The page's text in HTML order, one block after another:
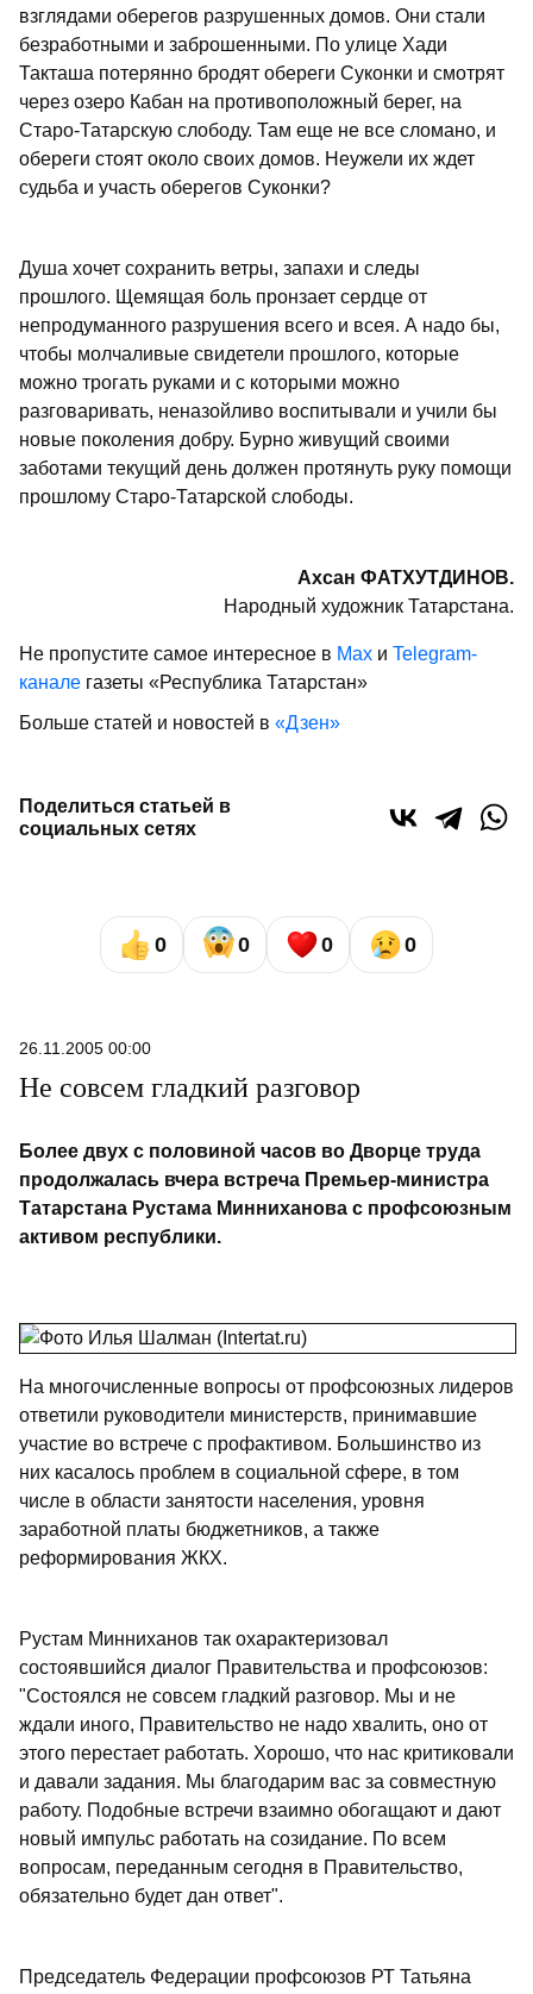
взглядами оберегов разрушенных домов. Они стали
безработными и заброшенными. По улице Хади
Такташа потерянно бродят обереги Суконки и смотрят
через озеро Кабан на противоположный берег, на
Старо-Татарскую слободу. Там еще не все сломано, и
обереги стоят около своих домов. Неужели их ждет
судьба и участь оберегов Суконки?
Душа хочет сохранить ветры, запахи и следы
прошлого. Щемящая боль пронзает сердце от
непродуманного разрушения всего и всея. А надо бы,
чтобы молчаливые свидетели прошлого, которые
можно трогать руками и с которыми можно
разговаривать, неназойливо воспитывали и учили бы
новые поколения добру. Бурно живущий своими
заботами текущий день должен протянуть руку помощи
прошлому Старо-Татарской слободы.
Ахсан ФАТХУТДИНОВ.
Народный художник Татарстана.
Не пропустите самое интересное в Max и Telegram-
канале газеты «Республика Татарстан»
Больше статей и новостей в «Дзен»
Поделиться статьей в
социальных сетях
0 0 0 0
26.11.2005 00:00
Не совсем гладкий разговор
Более двух с половиной часов во Дворце труда
продолжалась вчера встреча Премьер-министра
Татарстана Рустама Минниханова с профсоюзным
активом республики.
На многочисленные вопросы от профсоюзных лидеров
ответили руководители министерств, принимавшие
участие во встрече с профактивом. Большинство из
них касалось проблем в социальной сфере, в том
числе в области занятости населения, уровня
заработной платы бюджетников, а также
реформирования ЖКХ.
Рустам Минниханов так охарактеризовал
состоявшийся диалог Правительства и профсоюзов:
"Состоялся не совсем гладкий разговор. Мы и не
ждали иного, Правительство не надо хвалить, оно от
этого перестает работать. Хорошо, что нас критиковали
и давали задания. Мы благодарим вас за совместную
работу. Подобные встречи взаимно обогащают и дают
новый импульс работать на созидание. По всем
вопросам, переданным сегодня в Правительство,
обязательно будет дан ответ".
Председатель Федерации профсоюзов РТ Татьяна